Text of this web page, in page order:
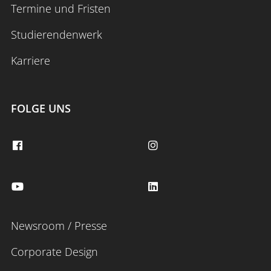
Termine und Fristen
Studierendenwerk
Karriere
FOLGE UNS
Newsroom / Presse
Corporate Design